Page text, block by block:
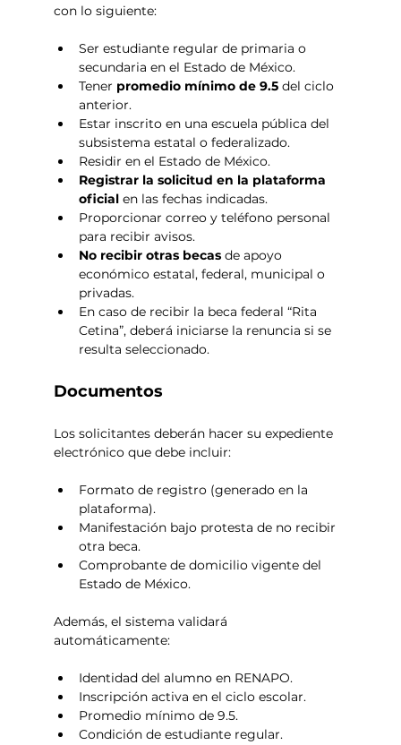
con lo siguiente:
Ser estudiante regular de primaria o
secundaria en el Estado de México.
Tener promedio mínimo de 9.5 del ciclo
anterior.
Estar inscrito en una escuela pública del
subsistema estatal o federalizado.
Residir en el Estado de México.
Registrar la solicitud en la plataforma
oficial en las fechas indicadas.
Proporcionar correo y teléfono personal
para recibir avisos.
No recibir otras becas de apoyo
económico estatal, federal, municipal o
privadas.
En caso de recibir la beca federal “Rita
Cetina”, deberá iniciarse la renuncia si se
resulta seleccionado.
Documentos
Los solicitantes deberán hacer su expediente
electrónico que debe incluir:
Formato de registro (generado en la
plataforma).
Manifestación bajo protesta de no recibir
otra beca.
Comprobante de domicilio vigente del
Estado de México.
Además, el sistema validará
automáticamente:
Identidad del alumno en RENAPO.
Inscripción activa en el ciclo escolar.
Promedio mínimo de 9.5.
Condición de estudiante regular.